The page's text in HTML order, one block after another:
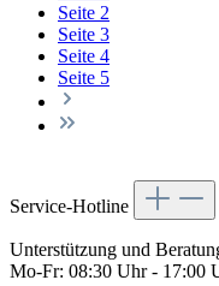
Seite 2
Seite 3
Seite 4
Seite 5
Service-Hotline
Unterstützung und
Mo-Fr: 08:30 Uhr - 17:00